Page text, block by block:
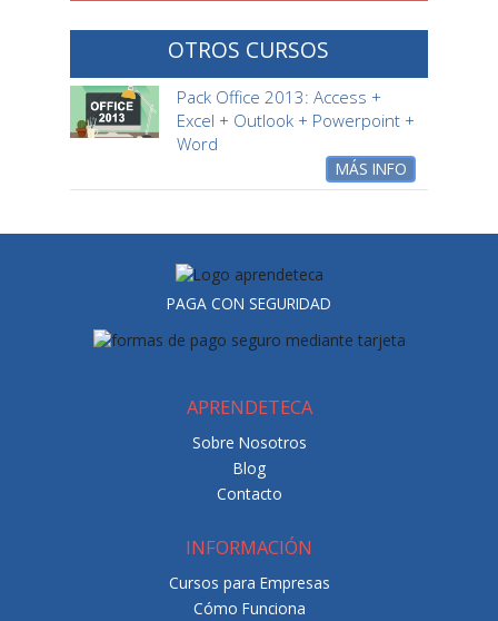
OTROS CURSOS
Pack Office 2013: Access +
Excel + Outlook + Powerpoint +
Word
MÁS INFO
PAGA CON SEGURIDAD
APRENDETECA
Sobre Nosotros
Blog
Contacto
INFORMACIÓN
Cursos para Empresas
Cómo Funciona